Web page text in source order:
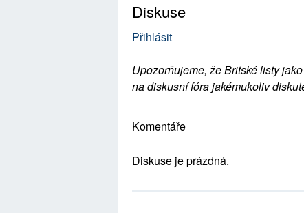
Diskuse
Přihlásit
Upozorňujeme, že Britské listy
na diskusní fóra jakémukoliv
Komentáře
Diskuse je prázdná.